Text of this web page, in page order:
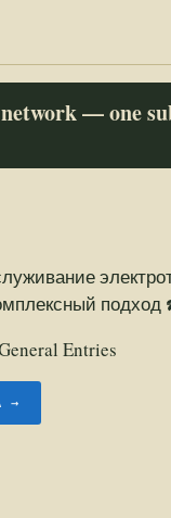
— one
подход
Entries
→